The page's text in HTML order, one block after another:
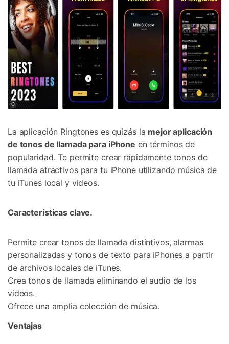
La aplicación Ringtones es quizás la mejor aplicación
de tonos de llamada para iPhone en términos de
popularidad. Te permite crear rápidamente tonos de
llamada atractivos para tu iPhone utilizando música de
tu iTunes local y videos.
Características clave.
Permite crear tonos de llamada distintivos, alarmas
personalizadas y tonos de texto para iPhones a partir
de archivos locales de iTunes.
Crea tonos de llamada eliminando el audio de los
videos.
Ofrece una amplia colección de música.
Ventajas